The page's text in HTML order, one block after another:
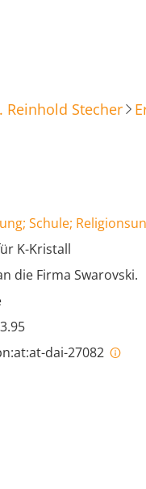
Reinhold Stecher
Schule;
K-Kristall
die Firma Swarovski.
dai-27082